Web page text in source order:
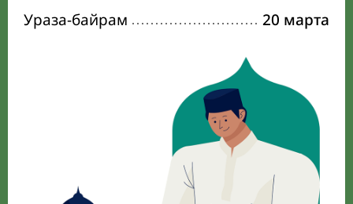
Ураза-байрам
20 марта